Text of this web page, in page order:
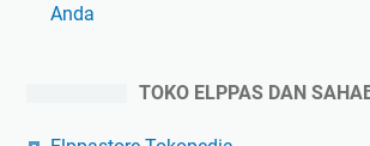
Anda
TOKO ELPPAS DAN